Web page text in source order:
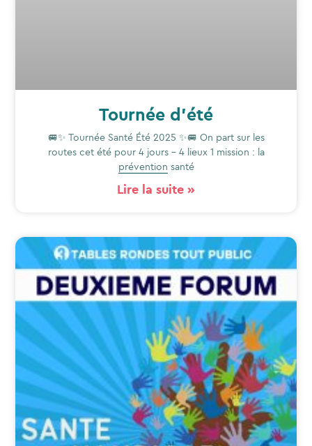
Tournée d’été
🚐✨ Tournée Santé Été 2025 ✨🚐 On part sur les
routes cet été pour 4 jours – 4 lieux 1 mission : la
prévention santé
Lire la suite »